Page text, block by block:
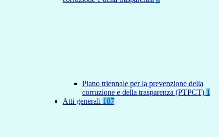
Piano triennale per la prevenzione della
corruzione e della trasparenza (PTPCT) 1
Atti generali 187